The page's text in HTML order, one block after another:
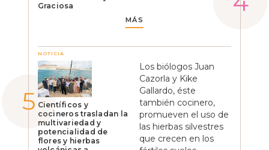
Graciosa
MÁS
NOTICIA
Científicos y
cocineros trasladan la
multivariedad y
potencialidad de
flores y hierbas
Los biólogos Juan
Cazorla y Kike
Gallardo, éste
también cocinero,
promueven el uso de
las hierbas silvestres
que crecen en los